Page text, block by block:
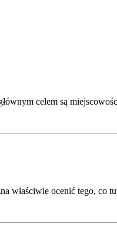
celem są
właściwie ocenić tego, co